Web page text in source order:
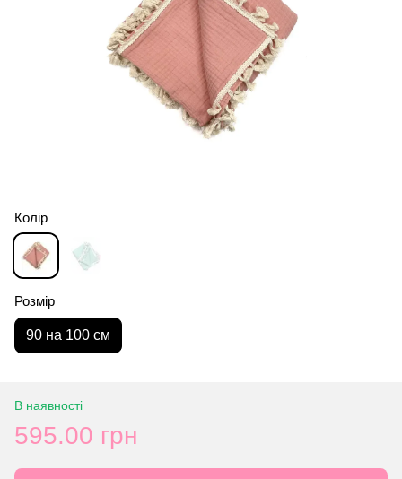
Колір
Розмір
90 на 100 см
В наявності
595.00 грн